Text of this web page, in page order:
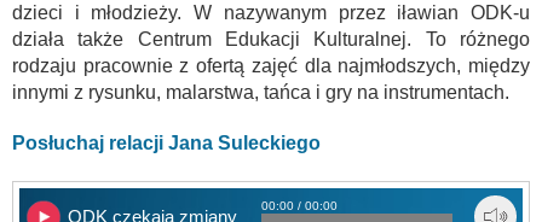
dzieci i młodzieży. W nazywanym przez iławian ODK-u
działa także Centrum Edukacji Kulturalnej. To różnego
rodzaju pracownie z ofertą zajęć dla najmłodszych, między
innymi z rysunku, malarstwa, tańca i gry na instrumentach.
Posłuchaj relacji Jana Suleckiego
ODK czekają zmiany
00:00 / 00:00